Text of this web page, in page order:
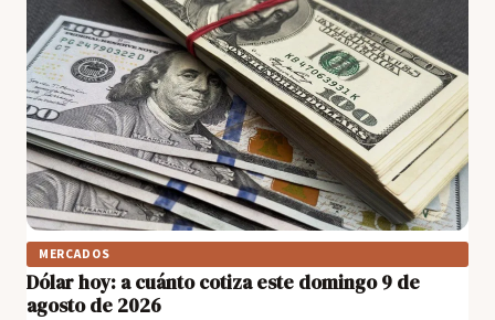
MERCADOS
Dólar hoy: a cuánto cotiza este domingo 9 de
agosto de 2026